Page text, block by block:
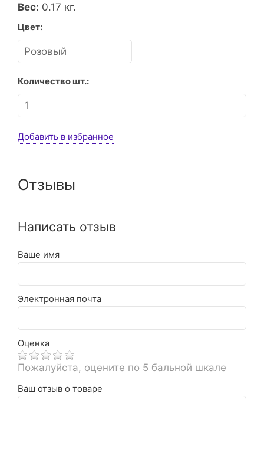
Вес: 0.17 кг.
Цвет:
Количество шт.:
Добавить в избранное
Отзывы
Написать отзыв
Ваше имя
Электронная почта
Оценка
Пожалуйста, оцените по 5 бальной шкале
Ваш отзыв о товаре